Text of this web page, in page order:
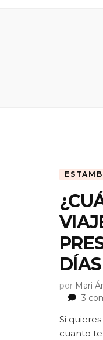
DÍAS
por Mari
3
Si
cuanto